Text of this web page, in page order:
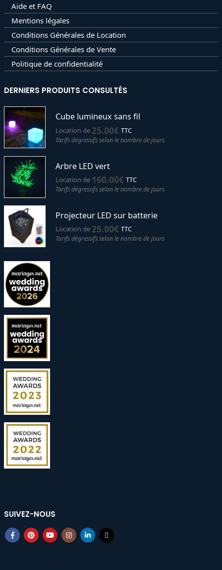
Aide et FAQ
Mentions légales
Conditions Générales de Location
Conditions Générales de Vente
Politique de confidentialité
DERNIERS PRODUITS CONSULTÉS
Cube lumineux sans fil
Location de 25.00€ TTC
Tarifs dégressifs selon le nombre de jours
Arbre LED vert
Location de 160.00€ TTC
Tarifs dégressifs selon le nombre de jours
Projecteur LED sur batterie
Location de 25.00€ TTC
Tarifs dégressifs selon le nombre de jours
SUIVEZ-NOUS